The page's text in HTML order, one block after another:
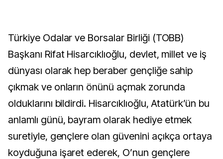
Türkiye Odalar ve Borsalar Birliği (TOBB)
Başkanı Rifat Hisarcıklıoğlu, devlet, millet ve iş
dünyası olarak hep beraber gençliğe sahip
çıkmak ve onların önünü açmak zorunda
olduklarını bildirdi. Hisarcıklıoğlu, Atatürk’ün bu
anlamlı günü, bayram olarak hediye etmek
suretiyle, gençlere olan güvenini açıkça ortaya
koyduğuna işaret ederek, O’nun gençlere